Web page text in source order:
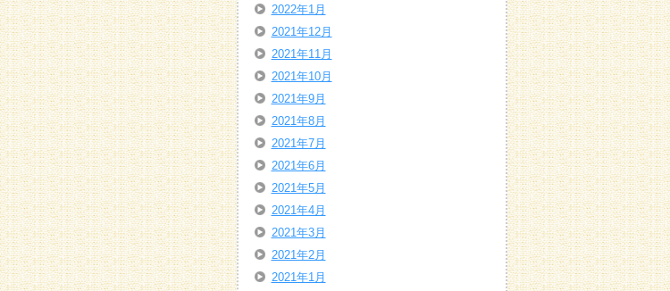
2022年1月
2021年12月
2021年11月
2021年10月
2021年9月
2021年8月
2021年7月
2021年6月
2021年5月
2021年4月
2021年3月
2021年2月
2021年1月